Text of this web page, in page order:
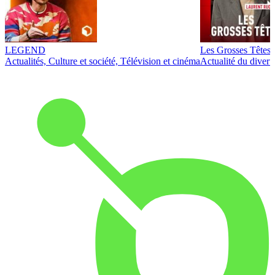
LEGEND
Actualités, Culture et société, Télévision et cinéma
Les Grosses Têtes
Actualité du